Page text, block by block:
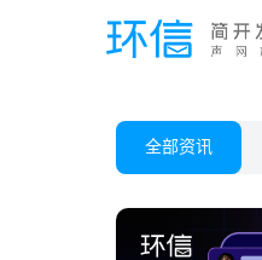
全部资讯